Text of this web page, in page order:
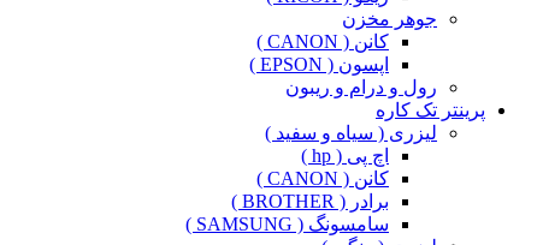
جوهر مخزن
کانن ( CANON )
اپسون ( EPSON )
رول و درام و ریبون
پرینتر تک کاره
لیزری ( سیاه و سفید )
اچ پی ( hp )
کانن ( CANON )
برادر ( BROTHER )
سامسونگ ( SAMSUNG )